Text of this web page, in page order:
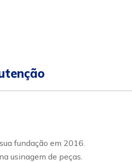
fundação em 2016.
usinagem de peças.